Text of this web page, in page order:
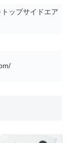
ップサイドエア